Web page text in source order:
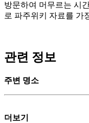
방문하여 머무르는 시
로 파주위키 자료를 가
관련 정보
주변 명소
더보기